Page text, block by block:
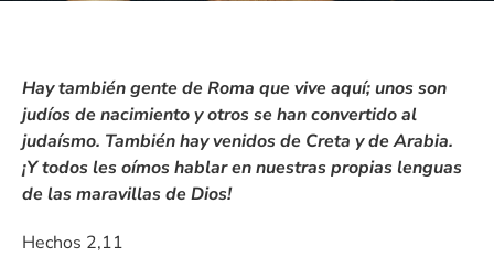
Hay también gente de Roma que vive aquí; unos son
judíos de nacimiento y otros se han convertido al
judaísmo. También hay venidos de Creta y de Arabia.
¡Y todos les oímos hablar en nuestras propias lenguas
de las maravillas de Dios!
Hechos 2,11